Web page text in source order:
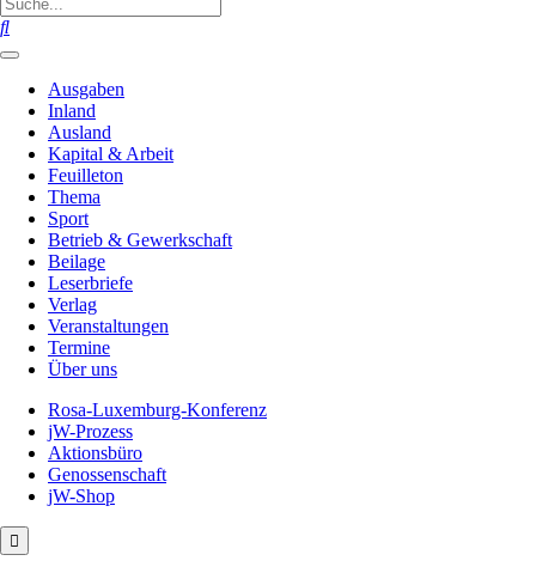
Ausgaben
Inland
Ausland
Kapital & Arbeit
Feuilleton
Thema
Sport
Betrieb & Gewerkschaft
Beilage
Leserbriefe
Verlag
Veranstaltungen
Termine
Über uns
Rosa-Luxemburg-Konferenz
jW-Prozess
Aktionsbüro
Genossenschaft
jW-Shop